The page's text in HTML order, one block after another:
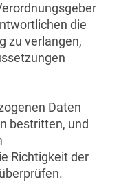
die
zu verlangen,
Daten
bestritten, und
Richtigkeit der